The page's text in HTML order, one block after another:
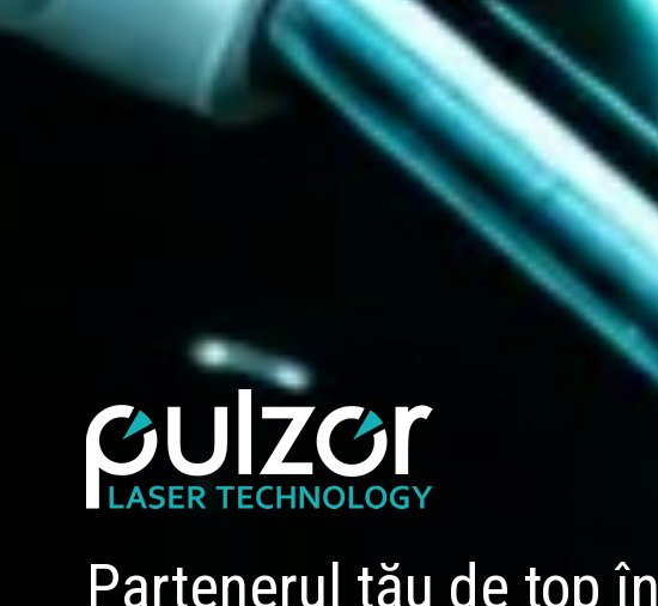
Partenerul tău de top în